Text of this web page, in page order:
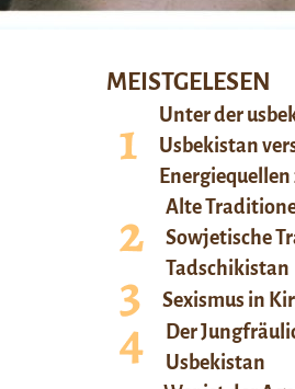
MEISTGELESEN
Unter der
Usbekistan
Alte
Sowjetische
Tadschikistan
Sexismus in
Der
Usbekistan